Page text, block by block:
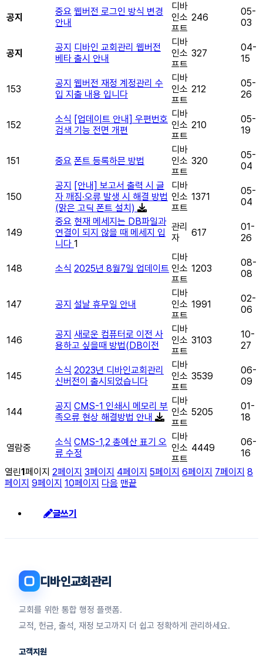
공지
중요 웹버전 로그인 방식 변경
안내
디바
인소
프트
246
05-
03
공지
공지 디바인 교회관리 웹버전
베타 출시 안내
디바
인소
프트
327
04-
15
153
공지 웹버전 재정 계정관리 수
입 지출 내용 입니다
디바
인소
프트
212
05-
26
152
소식 [업데이트 안내] 우편번호
검색 기능 전면 개편
디바
인소
프트
210
05-
19
151 중요 폰트 등록하믄 방법
디바
인소
프트
320
05-
04
150
공지 [안내] 보고서 출력 시 글
자 깨짐·오류 발생 시 해결 방법
(맑은 고딕 폰트 설치)
디바
인소
프트
1371
05-
04
149
중요 현재 메세지는 DB파일과
연결이 되지 않을 때 메세지 입
니다 1
관리
자
617
01-
26
148 소식 2025년 8월7일 업데이트
디바
인소
프트
1203
08-
08
147 공지 설날 휴무일 안내
디바
인소
프트
1991
02-
06
146
공지 새로운 컴퓨터로 이전 사
용하고 싶을때 방법(DB이전
디바
인소
프트
3103
10-
27
145
소식 2023년 디바인교회관리
신버전이 출시되었습니다
디바
인소
프트
3539
06-
09
144
공지 CMS-1 인쇄시 메모리 부
족오류 현상 해결방법 안내
디바
인소
프트
5205
01-
18
열람중
소식 CMS-1,2 총예산 표기 오
류 수정
디바
인소
프트
4449
06-
16
열린1페이지 2페이지 3페이지 4페이지 5페이지 6페이지 7페이지 8
페이지 9페이지 10페이지 다음 맨끝
글쓰기
디바인교회관리
교회를 위한 통합 행정 플랫폼.
교적, 헌금, 출석, 재정 보고까지 더 쉽고 정확하게 관리하세요.
고객지원